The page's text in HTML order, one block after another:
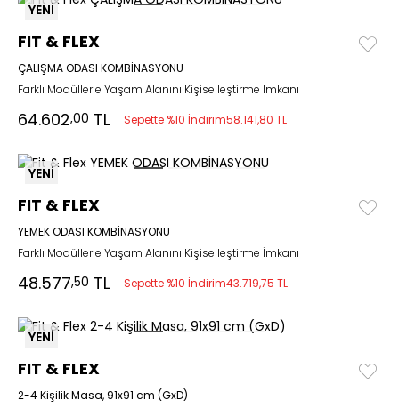
YENİ
FIT & FLEX
ÇALIŞMA ODASI KOMBİNASYONU
Farklı Modüllerle Yaşam Alanını Kişiselleştirme İmkanı
64.602,00 TL Sepette %10 İndirim58.141,80 TL
YENİ
FIT & FLEX
YEMEK ODASI KOMBİNASYONU
Farklı Modüllerle Yaşam Alanını Kişiselleştirme İmkanı
48.577,50 TL Sepette %10 İndirim43.719,75 TL
YENİ
FIT & FLEX
2-4 Kişilik Masa, 91x91 cm (GxD)